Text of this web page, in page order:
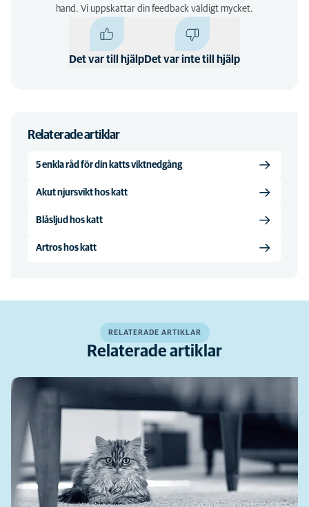
hand. Vi uppskattar din feedback väldigt mycket.
Det var till hjälpDet var inte till hjälp
Relaterade artiklar
5 enkla råd för din katts viktnedgång
Akut njursvikt hos katt
Blåsljud hos katt
Artros hos katt
RELATERADE ARTIKLAR
Relaterade artiklar